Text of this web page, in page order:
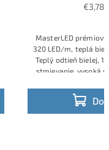
€3,78
Do
MasterLED prémiový
320 LED/m, teplá
Teplý odtieň bielej,
stmievanie, vysoká